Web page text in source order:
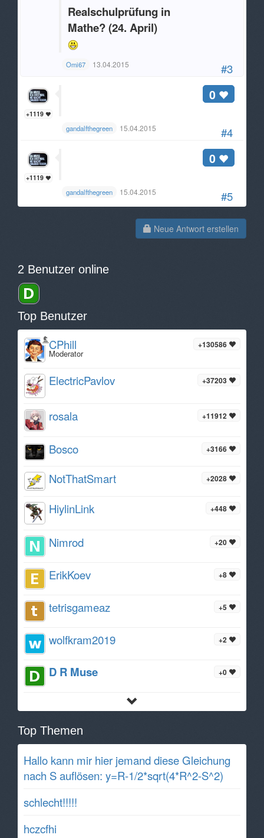
#3
Realschulprüfung in
Mathe? (24. April)
Omi67 13.04.2015
#4
+1119
0
gandalfthegreen 15.04.2015
#5
+1119
0
gandalfthegreen 15.04.2015
Neue Antwort erstellen
2 Benutzer online
Top Benutzer
+130586
CPhill
Moderator
+37203
ElectricPavlov
+11912
rosala
+3166
Bosco
+2028
NotThatSmart
+448
HiylinLink
+20
Nimrod
+8
ErikKoev
+5
tetrisgameaz
+2
wolfkram2019
+0
D R Muse
Top Themen
Hallo kann mir hier jemand diese Gleichung
nach S auflösen: y=R-1/2*sqrt(4*R^2-S^2)
schlecht!!!!!
hczcfhi